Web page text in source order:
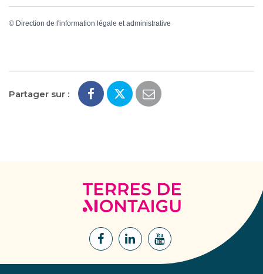
© Direction de l'information légale et administrative
Partager sur :
Terres
de
Montaigu
Lien
Lien
Lien